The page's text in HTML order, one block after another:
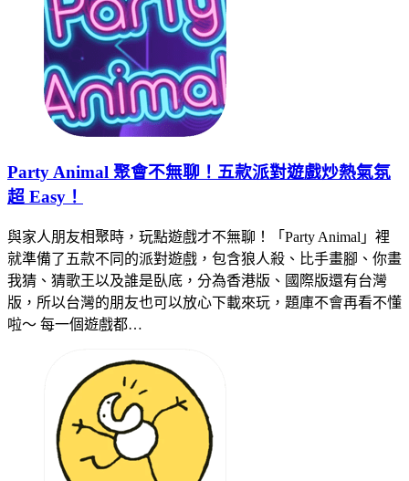
Party Animal 聚會不無聊！五款派對遊戲炒熱氣氛
超 Easy！
與家人朋友相聚時，玩點遊戲才不無聊！「Party Animal」裡
就準備了五款不同的派對遊戲，包含狼人殺、比手畫腳、你畫
我猜、猜歌王以及誰是臥底，分為香港版、國際版還有台灣
版，所以台灣的朋友也可以放心下載來玩，題庫不會再看不懂
啦～ 每一個遊戲都…